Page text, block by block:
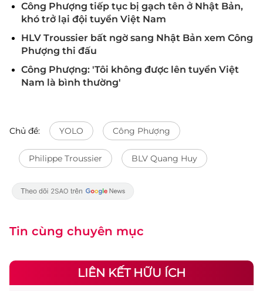
Công Phượng tiếp tục bị gạch tên ở Nhật Bản,
khó trở lại đội tuyển Việt Nam
HLV Troussier bất ngờ sang Nhật Bản xem Công
Phượng thi đấu
Công Phượng: 'Tôi không được lên tuyển Việt
Nam là bình thường'
Chủ đề: YOLO Công Phượng
Philippe Troussier BLV Quang Huy
Tin cùng chuyên mục
LIÊN KẾT HỮU ÍCH